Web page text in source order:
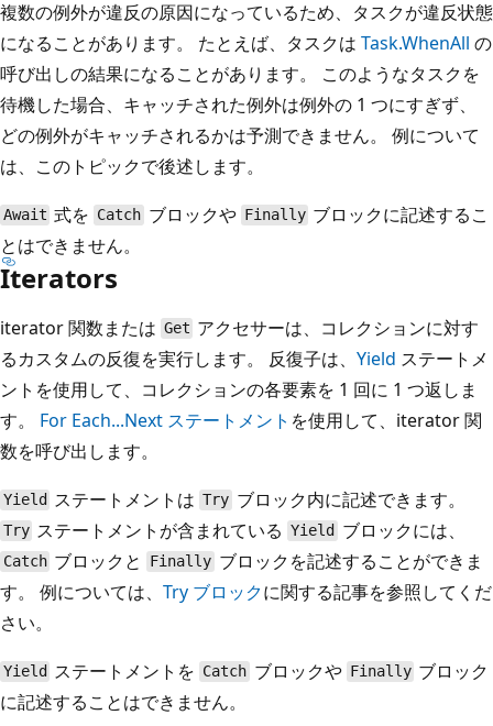
複数の例外が違反の原因になっているため、タスクが違反状態
になることがあります。 たとえば、タスクは Task.WhenAll の
呼び出しの結果になることがあります。 このようなタスクを
待機した場合、キャッチされた例外は例外の 1 つにすぎず、
どの例外がキャッチされるかは予測できません。 例について
は、このトピックで後述します。
Await 式を Catchブロックや Finally ブロックに記述するこ
とはできません。
Iterators
iterator 関数または Get アクセサーは、コレクションに対す
るカスタムの反復を実行します。 反復子は、 Yield ステートメ
ントを使用して、コレクションの各要素を 1 回に 1 つ返しま
す。 For Each...Next ステートメント を使用して、iterator 関
数を呼び出します。
Yield ステートメントはTryブロック内に記述できます。
Try ステートメントが含まれているYield ブロックには、
Catch ブロックと Finally ブロックを記述することができま
す。 例については、 Try ブロックに関する記事を参照してくだ
さい。
Yield ステートメントを Catchブロックや Finally ブロック
に記述することはできません。